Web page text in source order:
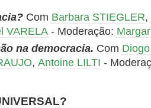
Com Barbara STIEGLER,
VARELA - Moderação:
na democracia. Com
, Antoine LILTI -